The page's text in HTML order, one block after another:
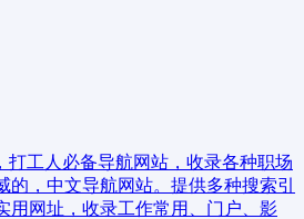
打工人必备导航网站，收录各种职场
的，中文导航网站。提供多种搜索引
用网址，收录工作常用、门户、影